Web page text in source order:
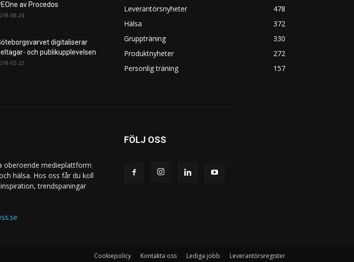
av Procedos
08-24
digitaliserar
och publikupplevelsen
02-22
Leverantörsnyheter
478
Hälsa
372
Gruppträning
330
Produktnyheter
272
Personlig träning
157
oberoende medieplattform
hälsa. Hos oss får du koll
trendspaningar
FÖLJ OSS
Cookiepolicy Kontakta oss Lediga jobb Leverantörsregister